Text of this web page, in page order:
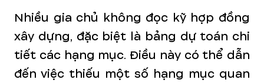
Nhiều gia chủ không đọc kỹ hợp đồng
xây dựng, đặc biệt là bảng dự toán chi
tiết các hạng mục. Điều này có thể dẫn
đến việc thiếu một số hạng mục quan